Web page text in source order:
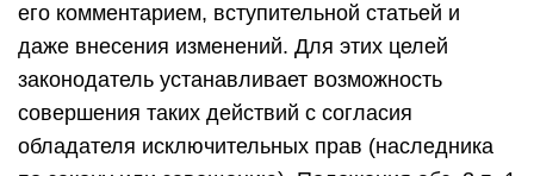
его комментарием, вступительной статьей и
даже внесения изменений. Для этих целей
законодатель устанавливает возможность
совершения таких действий с согласия
обладателя исключительных прав (наследника